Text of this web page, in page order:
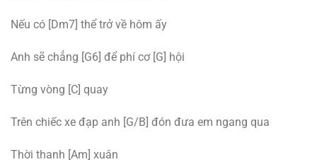
Nếu có [Dm7] thể trở về hôm ấy
Anh sẽ chẳng [G6] để phí cơ [G] hội
Từng vòng [C] quay
Trên chiếc xe đạp anh [G/B] đón đưa em ngang qua
Thời thanh [Am] xuân